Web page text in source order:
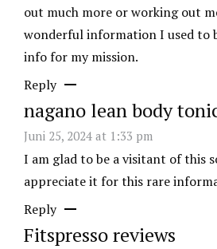
out much more or working out
wonderful information I used to
info for my mission.
Reply
nagano lean body
Juni 25, 2024 at 1:33 pm
I am glad to be a visitant of this
appreciate it for this rare
Reply
Fitspresso reviews